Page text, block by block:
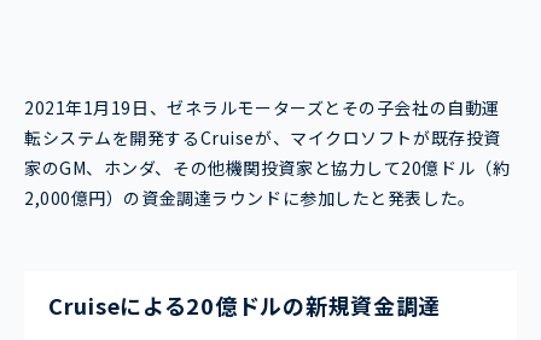
2021年1月19日、ゼネラルモーターズとその子会社の自動運
転システムを開発するCruiseが、マイクロソフトが既存投資
家のGM、ホンダ、その他機関投資家と協力して20億ドル（約
2,000億円）の資金調達ラウンドに参加したと発表した。
Cruiseによる20億ドルの新規資金調達